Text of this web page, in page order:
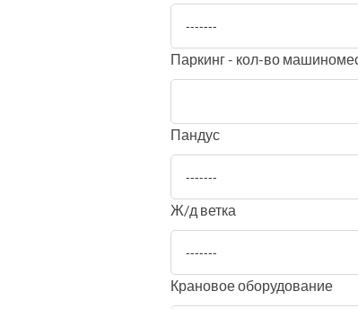
-------
Паркинг - кол-во
Пандус
-------
Ж/д ветка
-------
Крановое оборудование